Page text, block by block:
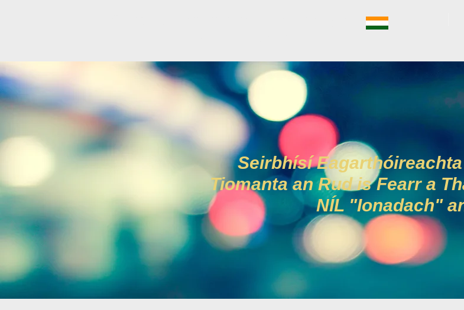
Seirbhísí
Tiomanta an Rud is Fearr a
NÍL "Ionadach"